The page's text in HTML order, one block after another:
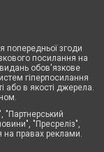
попередньої згоди
посилання на
обов'язкове
гіперпосилання
або в якості джерела.
"Партнерський
"Пресреліз",
на правах реклами.